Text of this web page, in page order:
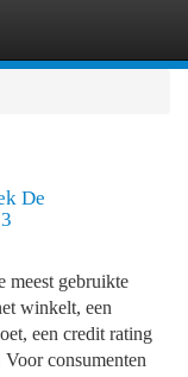
De
meest gebruikte
winkelt, een
een credit rating
consumenten